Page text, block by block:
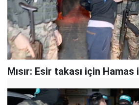
Mısır: Esir takası için